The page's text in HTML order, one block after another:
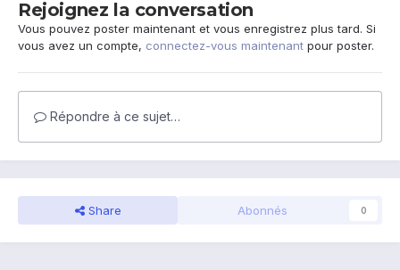
Rejoignez la conversation
Vous pouvez poster maintenant et vous enregistrez plus tard. Si
vous avez un compte, connectez-vous maintenant pour poster.
Répondre à ce sujet…
Share Abonnés 0